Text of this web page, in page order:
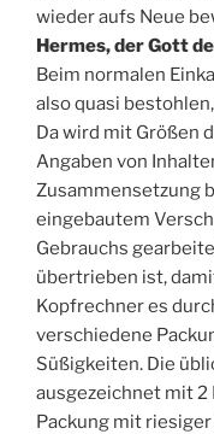
wieder aufs Neue
Hermes, der Gott
Beim normalen
also quasi
Da wird mit Größen
Angaben von
Zusammensetzung
eingebautem
Gebrauchs
übertrieben ist,
Kopfrechner es
verschiedene
Süßigkeiten. Die
ausgezeichnet mit 2
Packung mit